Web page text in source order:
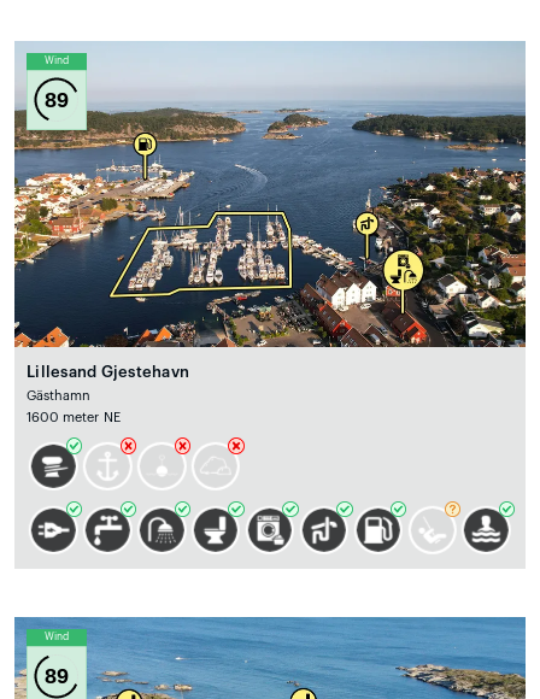
Wind
89
Lillesand Gjestehavn
Gästhamn
1600 meter NE
Wind
89